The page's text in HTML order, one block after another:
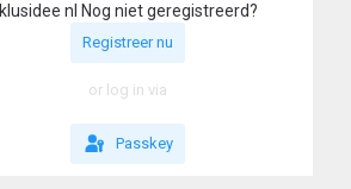
klusidee nl Nog niet geregistreerd?
Registreer nu
or log in via
Passkey